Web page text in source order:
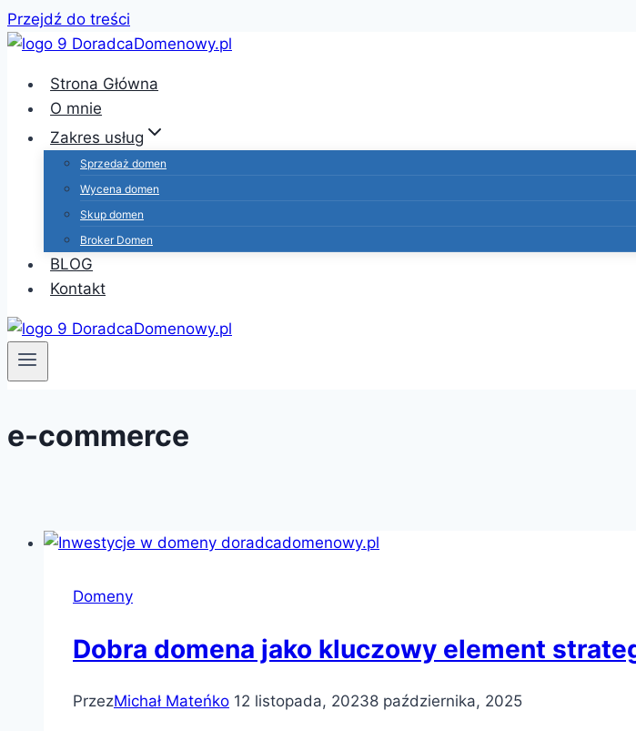
Przejdź do treści
Strona Główna
O mnie
Zakres usług
Sprzedaż domen
Wycena domen
Skup domen
Broker Domen
BLOG
Kontakt
e-commerce
Domeny
Dobra domena jako kluczowy element
PrzezMichał Mateńko 12 listopada, 20238 października, 2025